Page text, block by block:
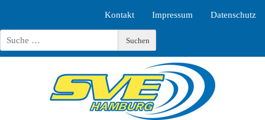
Kontakt Impressum Datenschutz
Type 2 or more characters for results.
Suchen